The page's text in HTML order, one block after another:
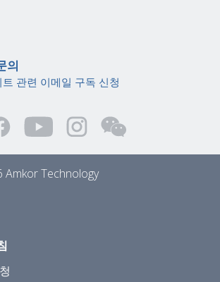
의
트 관련 이메일 구독 신청
Technology